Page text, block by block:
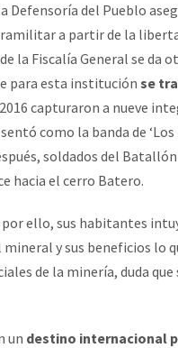
del Pueblo
a partir de la
la Fiscalía General se da
para esta institución se
capturaron a nueve
como la banda de
soldados del
hacia el cerro Batero.
por ello, sus habitantes
y sus beneficios lo
de la minería, duda que
un destino internacional